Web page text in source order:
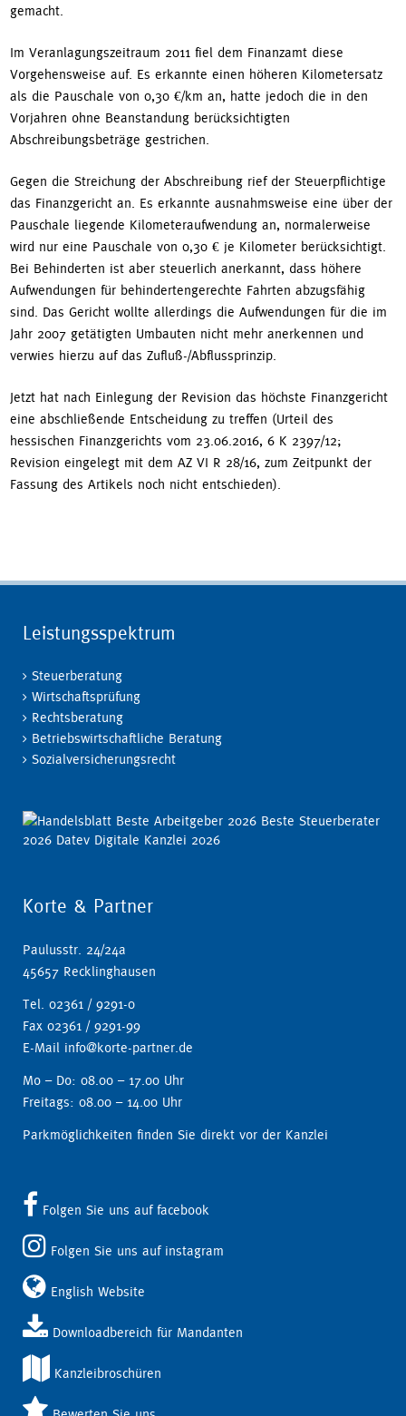
gemacht.
Im Veranlagungszeitraum 2011 fiel dem Finanzamt diese
Vorgehensweise auf. Es erkannte einen höheren Kilometersatz
als die Pauschale von 0,30 €/km an, hatte jedoch die in den
Vorjahren ohne Beanstandung berücksichtigten
Abschreibungsbeträge gestrichen.
Gegen die Streichung der Abschreibung rief der Steuerpflichtige
das Finanzgericht an. Es erkannte ausnahmsweise eine über der
Pauschale liegende Kilometeraufwendung an, normalerweise
wird nur eine Pauschale von 0,30 € je Kilometer berücksichtigt.
Bei Behinderten ist aber steuerlich anerkannt, dass höhere
Aufwendungen für behindertengerechte Fahrten abzugsfähig
sind. Das Gericht wollte allerdings die Aufwendungen für die im
Jahr 2007 getätigten Umbauten nicht mehr anerkennen und
verwies hierzu auf das Zufluß-/Abflussprinzip.
Jetzt hat nach Einlegung der Revision das höchste Finanzgericht
eine abschließende Entscheidung zu treffen (Urteil des
hessischen Finanzgerichts vom 23.06.2016, 6 K 2397/12;
Revision eingelegt mit dem AZ VI R 28/16, zum Zeitpunkt der
Fassung des Artikels noch nicht entschieden).
Leistungsspektrum
Steuerberatung
Wirtschaftsprüfung
Rechtsberatung
Betriebswirtschaftliche Beratung
Sozialversicherungsrecht
Korte & Partner
Paulusstr. 24/24a
45657 Recklinghausen
Tel. 02361 / 9291-0
Fax 02361 / 9291-99
E-Mail info@korte-partner.de
Mo – Do: 08.00 – 17.00 Uhr
Freitags: 08.00 – 14.00 Uhr
Parkmöglichkeiten finden Sie direkt vor der Kanzlei
Folgen Sie uns auf facebook
Folgen Sie uns auf instagram
English Website
Downloadbereich für Mandanten
Kanzleibroschüren